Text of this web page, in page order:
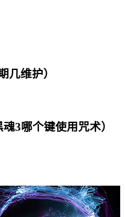
几维护）
3哪个键使用咒术）